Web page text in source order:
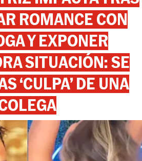
ROMANCE CON
Y EXPONER
SITUACIÓN: SE
‘CULPA’ DE UNA